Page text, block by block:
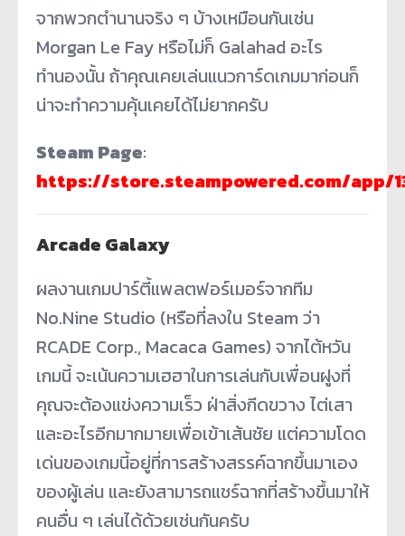
จากพวกตำนานจริง ๆ บ้างเหมือนกันเช่น
Morgan Le Fay หรือไม่ก็ Galahad อะไร
ทำนองนั้น ถ้าคุณเคยเล่นแนวการ์ดเกมมาก่อนก็
น่าจะทำความคุ้นเคยได้ไม่ยากครับ
Steam Page:
https://store.steampowered.com/app/
Arcade Galaxy
ผลงานเกมปาร์ตี้แพลตฟอร์เมอร์จากทีม
No.Nine Studio (หรือที่ลงใน Steam ว่า
RCADE Corp., Macaca Games) จากไต้หวัน
เกมนี้ จะเน้นความเฮฮาในการเล่นกับเพื่อนฝูงที่
คุณจะต้องแข่งความเร็ว ฝ่าสิ่งกีดขวาง ไต่เสา
และอะไรอีกมากมายเพื่อเข้าเส้นชัย แต่ความโดด
เด่นของเกมนี้อยู่ที่การสร้างสรรค์ฉากขึ้นมาเอง
ของผู้เล่น และยังสามารถแชร์ฉากที่สร้างขึ้นมาให้
คนอื่น ๆ เล่นได้ด้วยเช่นกันครับ